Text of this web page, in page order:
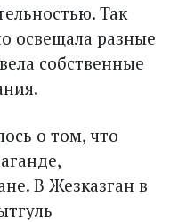
Так
освещала разные
собственные
о том, что
В Жезказган в